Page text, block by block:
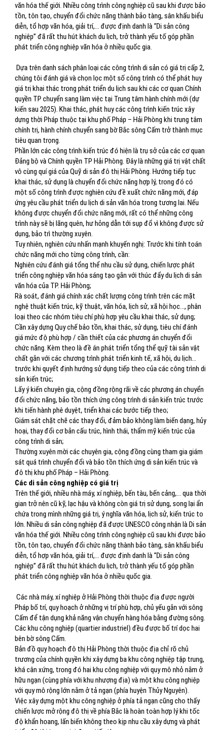
văn hóa thế giới. Nhiều công trình công nghiệp cũ sau khi được bảo
tồn, tôn tạo, chuyển đổi chức năng thành bảo tàng, sân khấu biểu
diễn, tổ hợp văn hóa, giải trí,… được định danh là “Di sản công
nghiệp” đã rất thu hút khách du lịch, trở thành yếu tố góp phần
phát triển công nghiệp văn hóa ở nhiều quốc gia.
Dựa trên danh sách phân loại các công trình di sản có giá trị cấp 2,
chúng tôi đánh giá và chọn lọc một số công trình có thể phát huy
giá trị khai thác trong phát triển du lịch sau khi các cơ quan Chính
quyền TP chuyển sang làm việc tại Trung tâm hành chính mới (dự
kiến sau 2025). Khai thác, phát huy các công trình kiến trúc xây
dựng thời Pháp thuộc tại khu phố Pháp – Hải Phòng khi trung tâm
chính trị, hành chính chuyển sang bờ Bắc sông Cấm trở thành mục
tiêu quan trọng.
Phần lớn các công trình kiến trúc đó hiện là trụ sở của các cơ quan
Đảng bộ và Chính quyền TP Hải Phòng. Đây là những giá trị vật chất
vô cùng quí giá của Quỹ di sản đô thị Hải Phòng. Hướng tiếp tục
khai thác, sử dụng là chuyển đổi chức năng hợp lý, trong đó có
một số công trình được nghiên cứu đề xuất chức năng mới, đáp
ứng yêu cầu phát triển du lịch di sản văn hóa trong tương lai. Nếu
không được chuyển đổi chức năng mới, rất có thể những công
trình này sẽ bị lãng quên, hư hỏng dẫn tới sụp đổ vì không được sử
dụng, bảo trì thường xuyên.
Tuy nhiên, nghiên cứu nhấn mạnh khuyến nghị: Trước khi tính toán
chức năng mới cho từng công trình, cần:
Nghiên cứu đánh giá tổng thể nhu cầu sử dụng, chiến lược phát
triển công nghiệp văn hóa sáng tạo gắn với thúc đẩy du lịch di sản
văn hóa của TP. Hải Phòng;
Rà soát, đánh giá chính xác chất lượng công trình trên các mặt
nghệ thuật kiến trúc, kỹ thuật, văn hóa, lịch sử, xã hội học…, phân
loại theo các nhóm tiêu chí phù hợp yêu cầu khai thác, sử dụng;
Cần xây dựng Quy chế bảo tồn, khai thác, sử dụng, tiêu chí đánh
giá mức độ phù hợp / cần thiết của các phương án chuyển đổi
chức năng. Kèm theo là đề án phát triển tổng thể quỹ tài sản vật
chất gắn với các chương trình phát triển kinh tế, xã hội, du lịch…
trước khi quyết định hướng sử dụng tiếp theo của các công trình di
sản kiến trúc;
Lấy ý kiến chuyên gia, cộng đồng rộng rãi về các phương án chuyển
đổi chức năng, bảo tồn thích ứng công trình di sản kiến trúc trước
khi tiến hành phê duyệt, triển khai các bước tiếp theo;
Giám sát chặt chẽ các thay đổi, đảm bảo không làm biến dạng, hủy
hoại, thay đổi cơ bản cấu trúc, hình thái, thẩm mỹ kiến trúc của
công trình di sản;
Thường xuyên mời các chuyên gia, cộng đồng cùng tham gia giám
sát quá trình chuyển đổi và bảo tồn thích ứng di sản kiến trúc và
đô thị khu phố Pháp – Hải Phòng.
Các di sản công nghiệp có giá trị
Trên thế giới, nhiều nhà máy, xí nghiệp, bến tàu, bến cảng,… qua thời
gian trở nên cũ kỹ, lạc hậu và không còn giá trị sử dụng, song lại ẩn
chứa trong mình những giá trị, ý nghĩa văn hóa, lịch sử, kiến trúc to
lớn. Nhiều di sản công nghiệp đã được UNESCO công nhận là Di sản
văn hóa thế giới. Nhiều công trình công nghiệp cũ sau khi được bảo
tồn, tôn tạo, chuyển đổi chức năng thành bảo tàng, sân khấu biểu
diễn, tổ hợp văn hóa, giải trí,… được định danh là “Di sản công
nghiệp” đã rất thu hút khách du lịch, trở thành yếu tố góp phần
phát triển công nghiệp văn hóa ở nhiều quốc gia.
Các nhà máy, xí nghiệp ở Hải Phòng thời thuộc địa được người
Pháp bố trí, quy hoạch ở những vị trí phù hợp, chủ yếu gắn với sông
Cấm để tận dụng khả năng vận chuyển hàng hóa bằng đường sông.
Các khu công nghiệp (quartier industriel) đều được bố trí dọc hai
bên bờ sông Cấm.
Bản đồ quy hoạch đô thị Hải Phòng thời thuộc địa chỉ rõ chủ
trương của chính quyền khi xây dựng ba khu công nghiệp tập trung,
khá cân xứng, trong đó hai khu công nghiệp với quy mô nhỏ nằm ở
hữu ngạn (cùng phía với khu nhượng địa) và một khu công nghiệp
với quy mô rộng lớn nằm ở tả ngạn (phía huyện Thủy Nguyên).
Việc xây dựng một khu công nghiệp ở phía tả ngạn cũng cho thấy
chiến lược mở rộng đô thị về phía Bắc là hoàn toàn hợp lý khi tốc
độ khẩn hoang, lấn biến không theo kịp nhu cầu xây dựng và phát